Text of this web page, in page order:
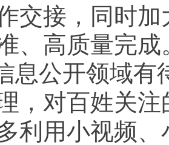
交接，同时
、高质量完成
息公开领域有
，对百姓关
利用小视频